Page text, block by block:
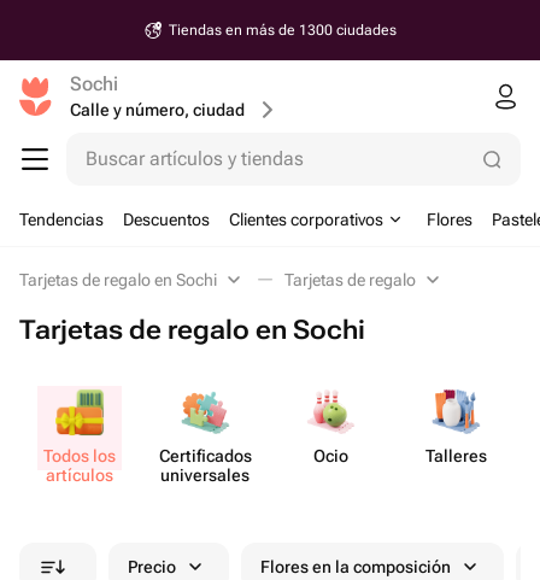
Tiendas en más de 1300 ciudades
Sochi
Calle y número, ciudad
Buscar artículos y tiendas
Tendencias Descuentos Clientes corporativos Flores
Tarjetas de regalo en Sochi Tarjetas de regalo
Tarjetas de regalo en Sochi
Todos los
artículos
Certif​icados
unive​rsales
Ocio Talleres
Precio Flores en la composición